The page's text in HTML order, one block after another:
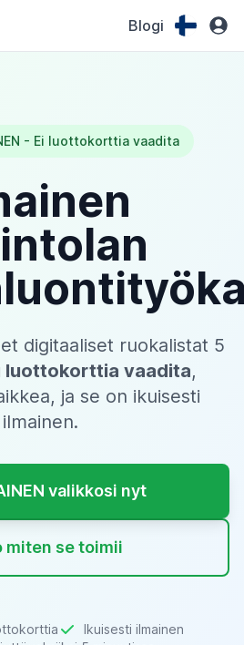
Blogi
- Ei luottokorttia vaadita
digitaaliset ruokalistat 5
luottokorttia vaadita,
ja se on ikuisesti
ilmainen.
valikkosi nyt
miten se toimii
Ikuisesti ilmainen